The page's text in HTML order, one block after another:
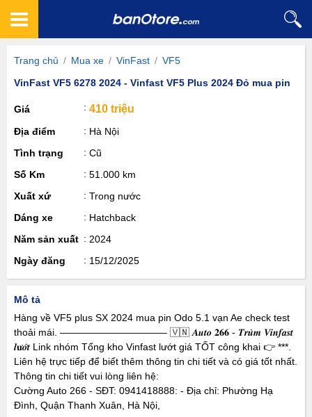
Trang chủ / Mua xe / VinFast / VF5
VinFast VF5 6278 2024 - Vinfast VF5 Plus 2024 Đỏ mua pin
Giá 410 triệu
Địa điểm
Hà Nội
Tình trạng
Cũ
Số Km
51.000 km
Xuất xứ
Trong nước
Dáng xe
Hatchback
Năm sản xuất
2024
Ngày đăng
15/12/2025
Mô tả
Hàng về VF5 plus SX 2024 mua pin Odo 5.1 vạn Ae check test
thoải mái. ——————————— 🇻🇳 𝑨𝒖𝒕𝒐 𝟐𝟔𝟔 - 𝑻𝒓𝒖̀𝒎 𝑽𝒊𝒏𝒇𝒂𝒔𝒕
𝒍𝐮̛𝒐̛́𝒕 Link nhóm Tổng kho Vinfast lướt giá TỐT công khai 👉 ***.
Liên hệ trực tiếp để biết thêm thông tin chi tiết và có giá tốt nhất.
Thông tin chi tiết vui lòng liên hệ:
Cường Auto 266 - SĐT: 0941418888: - Địa chỉ: Phường Hạ
Đình, Quận Thanh Xuân, Hà Nội,